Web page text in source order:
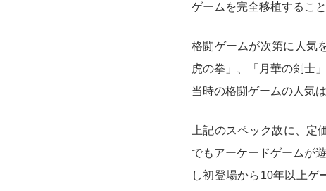
ゲームを完全移植するこ
格闘ゲームが次第に人気
虎の拳」、「月華の剣士
当時の格闘ゲームの人気
上記のスペック故に、
でもアーケードゲームが
し初登場から10年以上ゲ